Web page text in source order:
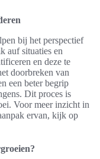
bij het perspectief
auf situaties en
en deze te
doorbreken van
een beter begrip
Dit proces is
Voor meer inzicht in
ervan, kijk op